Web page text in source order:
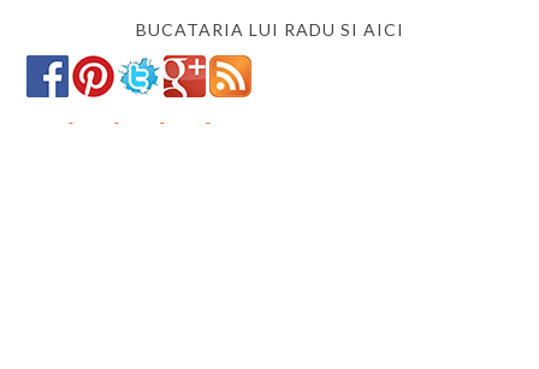
BUCATARIA LUI RADU SI AICI